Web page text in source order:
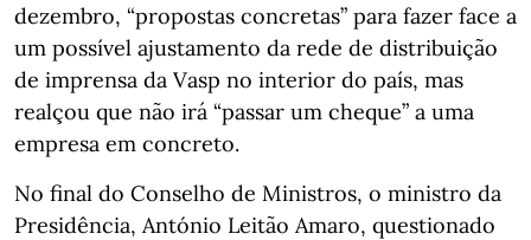
dezembro, “propostas concretas” para fazer face a
um possível ajustamento da rede de distribuição
de imprensa da Vasp no interior do país, mas
realçou que não irá “passar um cheque” a uma
empresa em concreto.
No final do Conselho de Ministros, o ministro da
Presidência, António Leitão Amaro, questionado